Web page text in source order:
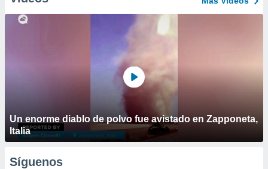
Un enorme diablo de polvo fue avistado en Zapponeta,
Italia
Síguenos